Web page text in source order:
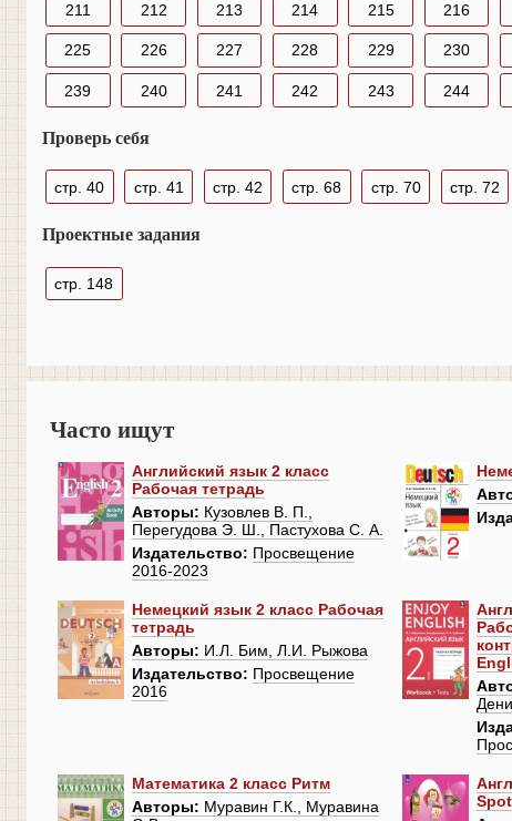
211 212 213 214 215 216
225 226 227 228 229 230
239 240 241 242 243 244
Проверь себя
стр. 40 стр. 41 стр. 42 стр. 68 стр. 70 стр. 72
Проектные задания
стр. 148
Часто ищут
Английский язык 2 класс
Рабочая тетрадь
Авторы: Кузовлев В. П.,
Перегудова Э. Ш., Пастухова С. А.
Издательство: Просвещение
2016-2023
Немецкий язык 2 класс Рабочая
тетрадь
Авторы: И.Л. Бим, Л.И. Рыжова
Издательство: Просвещение
2016
Математика 2 класс Ритм
Авторы: Муравин Г.К., Муравина